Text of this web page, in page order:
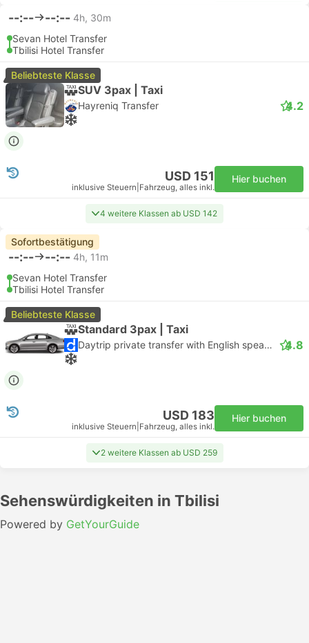
--:-- --:-- 4h, 30m
Sevan Hotel Transfer
Tbilisi Hotel Transfer
Beliebteste Klasse
SUV 3pax | Taxi
Hayreniq Transfer 4.2
USD 151
inklusive Steuern Fahrzeug, alles inkl.
Hier buchen
4 weitere Klassen ab USD 142
Sofortbestätigung
--:-- --:-- 4h, 11m
Sevan Hotel Transfer
Tbilisi Hotel Transfer
Beliebteste Klasse
Standard 3pax | Taxi
Daytrip private transfer with English speaking driver 4.8
USD 183
inklusive Steuern Fahrzeug, alles inkl.
Hier buchen
2 weitere Klassen ab USD 259
Sehenswürdigkeiten in Tbilisi
Powered by GetYourGuide